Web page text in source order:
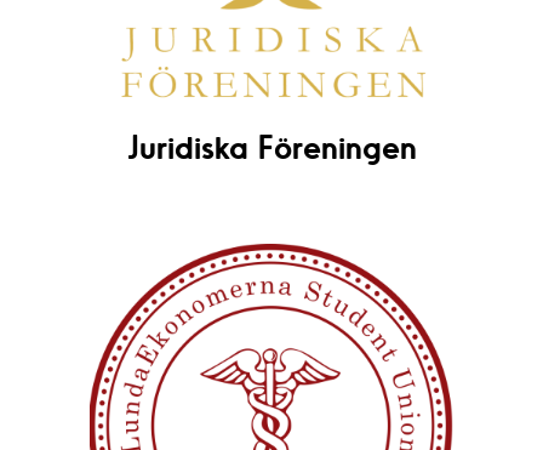
Juridiska Föreningen